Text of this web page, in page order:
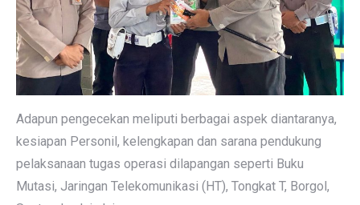
Adapun pengecekan meliputi berbagai aspek diantaranya,
kesiapan Personil, kelengkapan dan sarana pendukung
pelaksanaan tugas operasi dilapangan seperti Buku
Mutasi, Jaringan Telekomunikasi (HT), Tongkat T, Borgol,